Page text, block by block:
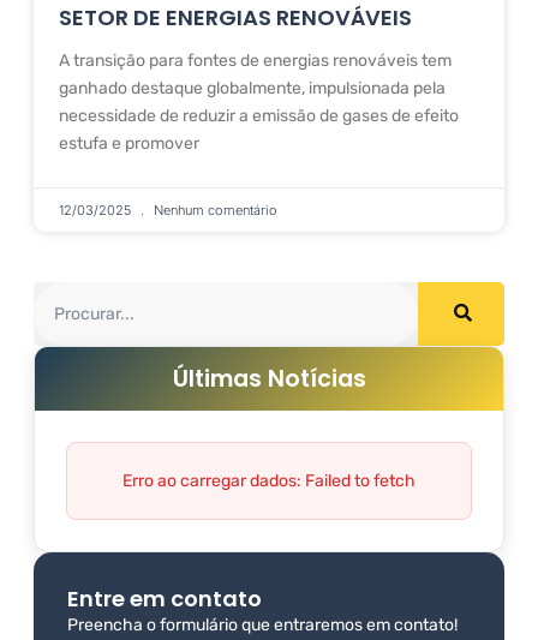
SETOR DE ENERGIAS RENOVÁVEIS
A transição para fontes de energias renováveis tem
ganhado destaque globalmente, impulsionada pela
necessidade de reduzir a emissão de gases de efeito
estufa e promover
12/03/2025 Nenhum comentário
Últimas Notícias
Erro ao carregar dados: Failed to fetch
Entre em contato
Preencha o formulário que entraremos em contato!